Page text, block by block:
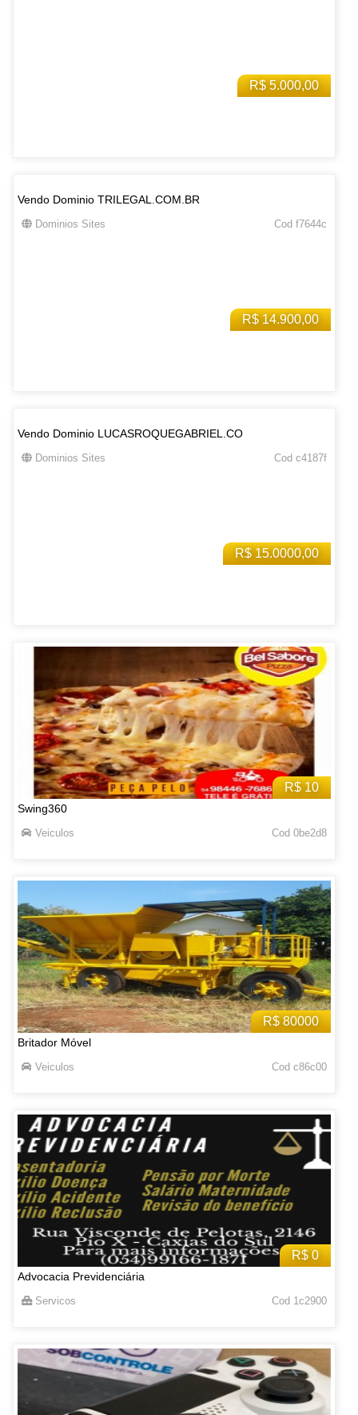
R$ 5.000,00
R$ 14.900,00
Vendo Dominio TRILEGAL.COM.BR
Dominios Sites Cod f7644c
R$ 15.0000,00
Vendo Dominio LUCASROQUEGABRIEL.CO
Dominios Sites Cod c4187f
R$ 10
Swing360
Veiculos Cod 0be2d8
R$ 80000
Britador Móvel
Veiculos Cod c86c00
R$ 0
Advocacia Previdenciária
Servicos Cod 1c2900